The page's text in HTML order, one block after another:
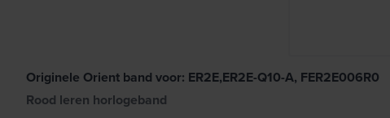
Originele Orient band voor: ER2E,ER2E-Q10-A, FER2E006R0
Rood leren horlogeband